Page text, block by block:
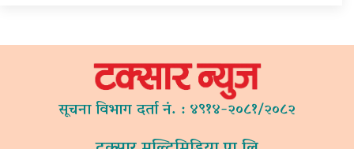
सूचना विभाग दर्ता नं. : ४९१४-२०८१/२०८२